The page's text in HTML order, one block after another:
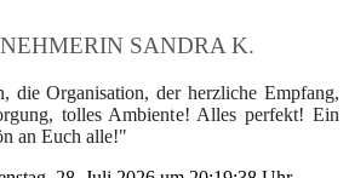
SANDRA K.
die Organisation, der herzliche Empfang,
tolles Ambiente! Alles perfekt! Ein
an Euch alle!"